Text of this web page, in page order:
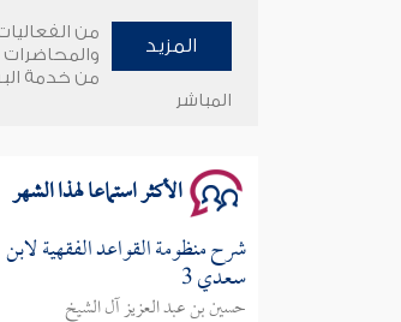
وأمنهم من خوف 9
سلسلة محاضرات نفحات
المزيد
من
والمحاضرات
من خدمة
المباشر
الأكثر استماعا لهذا الشهر
شرح منظومة القواعد الفقهية لابن
سعدي 3
حسين بن عبد العزيز آل الشيخ